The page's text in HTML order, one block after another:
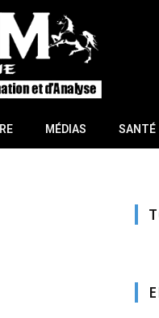
MÉDIAS SANTÉ